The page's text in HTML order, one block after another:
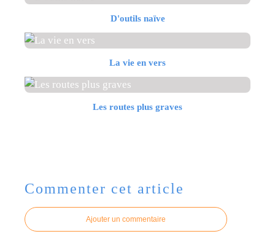
D'outils naïve
La vie en vers
Les routes plus graves
Commenter cet article
Ajouter un commentaire